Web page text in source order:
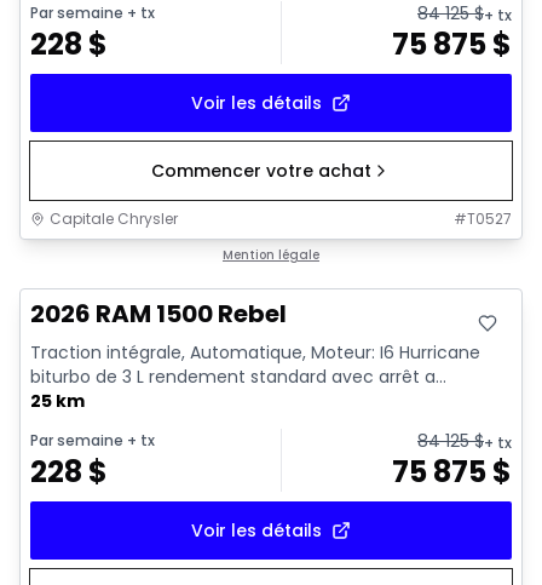
Par semaine + tx
228 $
84 125$+ tx
75 875$
Voir les détails
Commencer votre achat
Capitale Chrysler #T0527
Mention légale
2026 RAM 1500 Rebel
Traction intégrale, Automatique, Moteur: I6 Hurricane
biturbo de 3 L rendement standard avec arrêt a...
25 km
Par semaine + tx
228 $
84 125$+ tx
75 875$
Voir les détails